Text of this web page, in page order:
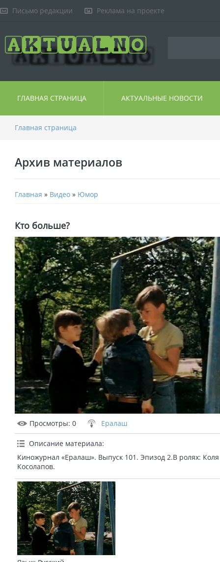
Письмо редакции Реклама на проекте
ГЛАВНАЯ СТРАНИЦА АКТУАЛЬНЫЕ НОВОСТИ
Главная страница
Архив материалов
Главная » Видео » Юмор
Кто больше?
Просмотры: 0 Ералаш
Описание материала:
Киножурнал «Ералаш». Выпуск 101. Эпизод 2.В ролях:
Косолапов.